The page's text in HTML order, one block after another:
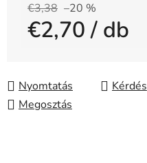
€3,38 –20 %
€2,70/ db
Nyomtatás
Kérdés
Megosztás